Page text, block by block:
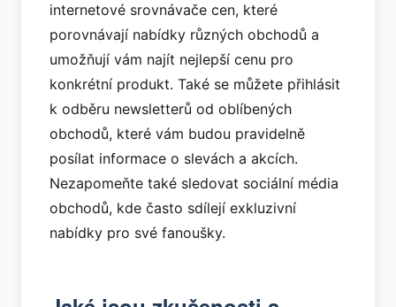
internetové srovnávače cen, které
porovnávají nabídky různých obchodů a
umožňují vám najít nejlepší cenu pro
konkrétní produkt. Také se můžete přihlásit
k odběru newsletterů od oblíbených
obchodů, které vám budou pravidelně
posílat informace o slevách a akcích.
Nezapomeňte také sledovat sociální média
obchodů, kde často sdílejí exkluzivní
nabídky pro své fanoušky.